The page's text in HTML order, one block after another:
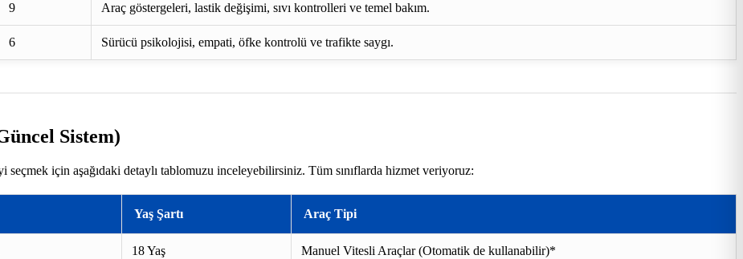
9 Araç göstergeleri, lastik değişimi, sıvı kontrolleri ve temel bakım.
6 Sürücü psikolojisi, empati, öfke kontrolü ve trafikte saygı.
Sistem)
seçmek için aşağıdaki detaylı tablomuzu inceleyebilirsiniz. Tüm sınıflarda hizmet veriyoruz:
Yaş Şartı Araç Tipi
18 Yaş Manuel Vitesli Araçlar (Otomatik de kullanabilir)*